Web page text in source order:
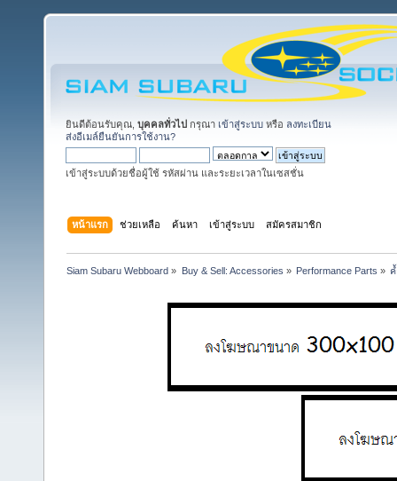
ยินดีต้อนรับคุณ, บุคคลทั่วไป กรุณา เข้าสู่ระบบ หรือ ลงทะเบียน
ส่งอีเมล์ยืนยันการใช้งาน?
เข้าสู่ระบบด้วยชื่อผู้ใช้ รหัสผ่าน และระยะเวลาในเซสชั่น
หน้าแรก ช่วยเหลือ ค้นหา เข้าสู่ระบบ สมัครสมาชิก
Siam Subaru Webboard » Buy & Sell: Accessories » Performance Parts »